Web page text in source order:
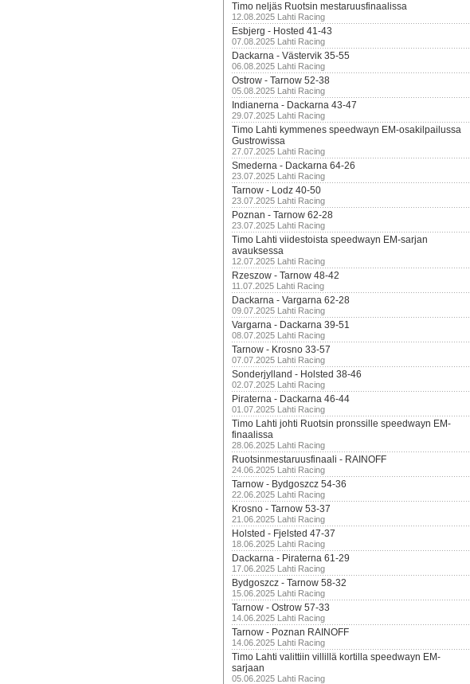
Timo neljäs Ruotsin mestaruusfinaalissa
12.08.2025 Lahti Racing
Esbjerg - Hosted 41-43
07.08.2025 Lahti Racing
Dackarna - Västervik 35-55
06.08.2025 Lahti Racing
Ostrow - Tarnow 52-38
05.08.2025 Lahti Racing
Indianerna - Dackarna 43-47
29.07.2025 Lahti Racing
Timo Lahti kymmenes speedwayn EM-osakilpailussa
Gustrowissa
27.07.2025 Lahti Racing
Smederna - Dackarna 64-26
23.07.2025 Lahti Racing
Tarnow - Lodz 40-50
23.07.2025 Lahti Racing
Poznan - Tarnow 62-28
23.07.2025 Lahti Racing
Timo Lahti viidestoista speedwayn EM-sarjan
avauksessa
12.07.2025 Lahti Racing
Rzeszow - Tarnow 48-42
11.07.2025 Lahti Racing
Dackarna - Vargarna 62-28
09.07.2025 Lahti Racing
Vargarna - Dackarna 39-51
08.07.2025 Lahti Racing
Tarnow - Krosno 33-57
07.07.2025 Lahti Racing
Sonderjylland - Holsted 38-46
02.07.2025 Lahti Racing
Piraterna - Dackarna 46-44
01.07.2025 Lahti Racing
Timo Lahti johti Ruotsin pronssille speedwayn EM-
finaalissa
28.06.2025 Lahti Racing
Ruotsinmestaruusfinaali - RAINOFF
24.06.2025 Lahti Racing
Tarnow - Bydgoszcz 54-36
22.06.2025 Lahti Racing
Krosno - Tarnow 53-37
21.06.2025 Lahti Racing
Holsted - Fjelsted 47-37
18.06.2025 Lahti Racing
Dackarna - Piraterna 61-29
17.06.2025 Lahti Racing
Bydgoszcz - Tarnow 58-32
15.06.2025 Lahti Racing
Tarnow - Ostrow 57-33
14.06.2025 Lahti Racing
Tarnow - Poznan RAINOFF
14.06.2025 Lahti Racing
Timo Lahti valittiin villillä kortilla speedwayn EM-
sarjaan
05.06.2025 Lahti Racing